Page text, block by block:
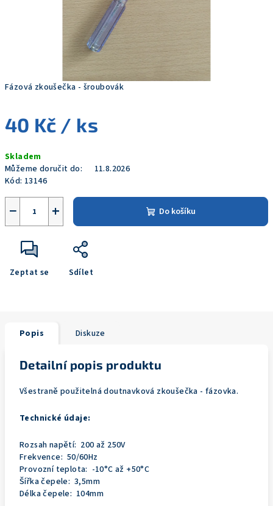
Fázová zkoušečka - šroubovák
40 Kč / ks
cena:
Skladem
Můžeme doručit do:
11.8.2026
Kód: 13146
+
− Do košíku
Zeptat se Sdílet
Popis Diskuze
Detailní popis produktu
Všestraně použitelná doutnavková zkoušečka - fázovka.
Technické údaje:
Rozsah napětí: 200 až 250V
Frekvence: 50/60Hz
Provozní teplota: -10°C až +50°C
Šířka čepele: 3,5mm
Délka čepele: 104mm